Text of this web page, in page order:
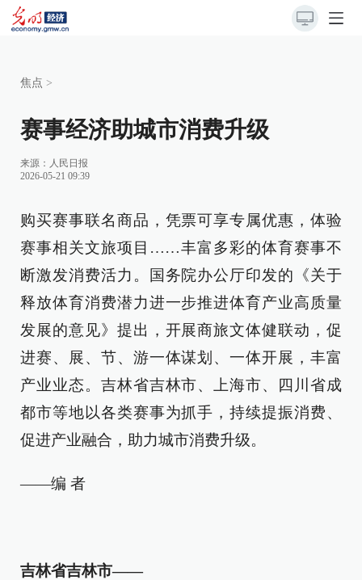
焦点 >
赛事经济助城市消费升级
来源： 人民日报
2026-05-21 09:39
购买赛事联名商品，凭票可享专属优惠，体验
赛事相关文旅项目……丰富多彩的体育赛事不
断激发消费活力。国务院办公厅印发的《关于
释放体育消费潜力进一步推进体育产业高质量
发展的意见》提出，开展商旅文体健联动，促
进赛、展、节、游一体谋划、一体开展，丰富
产业业态。吉林省吉林市、上海市、四川省成
都市等地以各类赛事为抓手，持续提振消费、
促进产业融合，助力城市消费升级。
——编 者
吉林省吉林市——